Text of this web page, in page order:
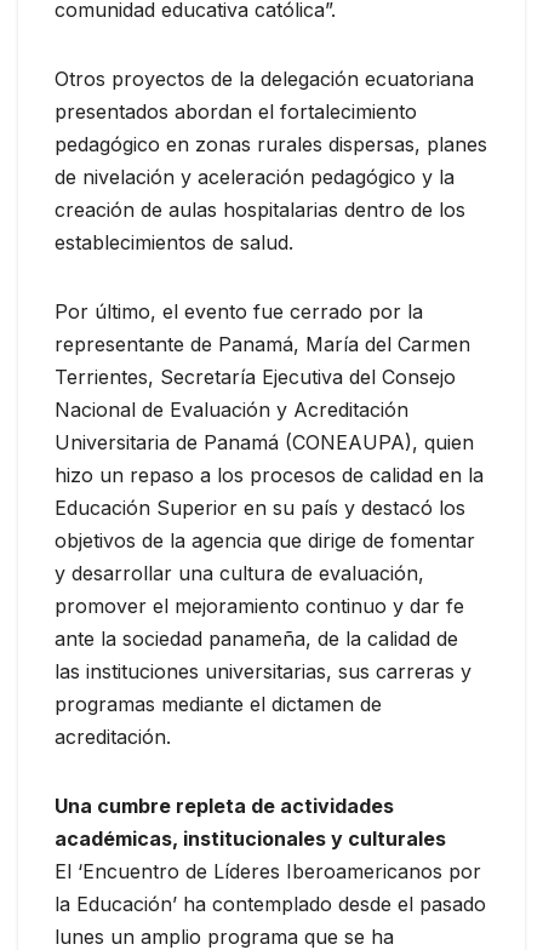
comunidad educativa católica”.
Otros proyectos de la delegación ecuatoriana
presentados abordan el fortalecimiento
pedagógico en zonas rurales dispersas, planes
de nivelación y aceleración pedagógico y la
creación de aulas hospitalarias dentro de los
establecimientos de salud.
Por último, el evento fue cerrado por la
representante de Panamá, María del Carmen
Terrientes, Secretaría Ejecutiva del Consejo
Nacional de Evaluación y Acreditación
Universitaria de Panamá (CONEAUPA), quien
hizo un repaso a los procesos de calidad en la
Educación Superior en su país y destacó los
objetivos de la agencia que dirige de fomentar
y desarrollar una cultura de evaluación,
promover el mejoramiento continuo y dar fe
ante la sociedad panameña, de la calidad de
las instituciones universitarias, sus carreras y
programas mediante el dictamen de
acreditación.
Una cumbre repleta de actividades
académicas, institucionales y culturales
El ‘Encuentro de Líderes Iberoamericanos por
la Educación’ ha contemplado desde el pasado
lunes un amplio programa que se ha